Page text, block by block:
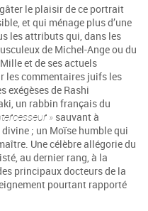
le plaisir de ce portrait
et qui ménage plus d’une
les attributs qui, dans les
de Michel-Ange ou du
et de ses actuels
les commentaires juifs les
exégèses de Rashi
un rabbin français du
» sauvant à
; un Moïse humble qui
Une célèbre allégorie du
au dernier rang, à la
principaux docteurs de la
pourtant rapporté